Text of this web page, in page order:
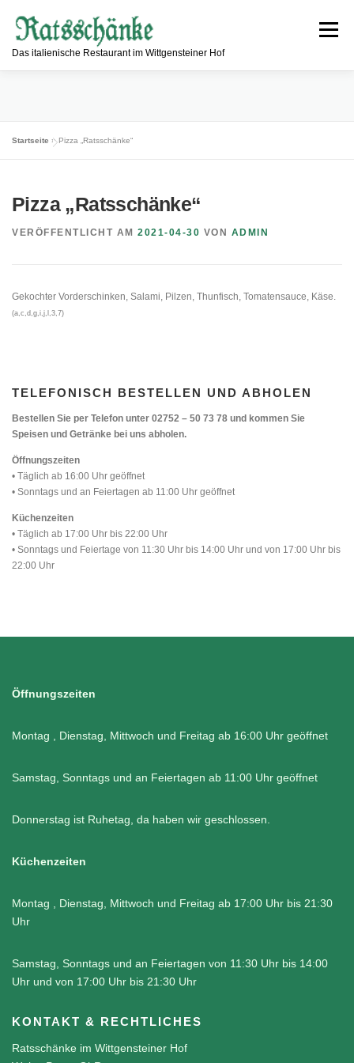
Inhalt
springen
Das italienische Restaurant im Wittgensteiner Hof
Menü
Startseite »Pizza „Ratsschänke“
Pizza „Ratsschänke“
VERÖFFENTLICHT AM 2021-04-30 VON ADMIN
Gekochter Vorderschinken, Salami, Pilzen, Thunfisch, Tomatensauce, Käse.
(a,c,d,g,i,j,l,3,7)
TELEFONISCH BESTELLEN UND ABHOLEN
Bestellen Sie per Telefon unter 02752 – 50 73 78 und kommen Sie
Speisen und Getränke bei uns abholen.
Öffnungszeiten
• Täglich ab 16:00 Uhr geöffnet
• Sonntags und an Feiertagen ab 11:00 Uhr geöffnet
Küchenzeiten
• Täglich ab 17:00 Uhr bis 22:00 Uhr
• Sonntags und Feiertage von 11:30 Uhr bis 14:00 Uhr und von 17:00 Uhr bis
22:00 Uhr
Öffnungszeiten
Montag , Dienstag, Mittwoch und Freitag ab 16:00 Uhr geöffnet
Samstag, Sonntags und an Feiertagen ab 11:00 Uhr geöffnet
Donnerstag ist Ruhetag, da haben wir geschlossen.
Küchenzeiten
Montag , Dienstag, Mittwoch und Freitag ab 17:00 Uhr bis 21:30
Uhr
Samstag, Sonntags und an Feiertagen von 11:30 Uhr bis 14:00
Uhr und von 17:00 Uhr bis 21:30 Uhr
KONTAKT & RECHTLICHES
Ratsschänke im Wittgensteiner Hof